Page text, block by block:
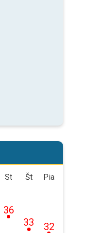
St
36
Št
33
Pia
32